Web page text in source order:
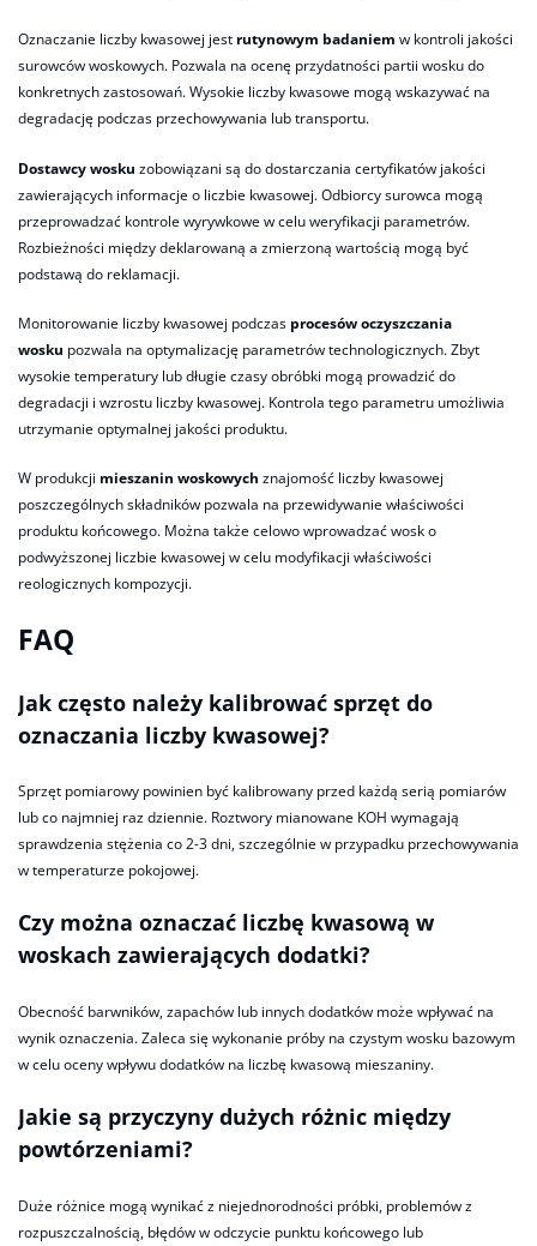
Oznaczanie liczby kwasowej jest rutynowym badaniem w kontroli jakości
surowców woskowych. Pozwala na ocenę przydatności partii wosku do
konkretnych zastosowań. Wysokie liczby kwasowe mogą wskazywać na
degradację podczas przechowywania lub transportu.
Dostawcy wosku zobowiązani są do dostarczania certyfikatów jakości
zawierających informacje o liczbie kwasowej. Odbiorcy surowca mogą
przeprowadzać kontrole wyrywkowe w celu weryfikacji parametrów.
Rozbieżności między deklarowaną a zmierzoną wartością mogą być
podstawą do reklamacji.
Monitorowanie liczby kwasowej podczas procesów oczyszczania
wosku pozwala na optymalizację parametrów technologicznych. Zbyt
wysokie temperatury lub długie czasy obróbki mogą prowadzić do
degradacji i wzrostu liczby kwasowej. Kontrola tego parametru umożliwia
utrzymanie optymalnej jakości produktu.
W produkcji mieszanin woskowych znajomość liczby kwasowej
poszczególnych składników pozwala na przewidywanie właściwości
produktu końcowego. Można także celowo wprowadzać wosk o
podwyższonej liczbie kwasowej w celu modyfikacji właściwości
reologicznych kompozycji.
FAQ
Jak często należy kalibrować sprzęt do
oznaczania liczby kwasowej?
Sprzęt pomiarowy powinien być kalibrowany przed każdą serią pomiarów
lub co najmniej raz dziennie. Roztwory mianowane KOH wymagają
sprawdzenia stężenia co 2-3 dni, szczególnie w przypadku przechowywania
w temperaturze pokojowej.
Czy można oznaczać liczbę kwasową w
woskach zawierających dodatki?
Obecność barwników, zapachów lub innych dodatków może wpływać na
wynik oznaczenia. Zaleca się wykonanie próby na czystym wosku bazowym
w celu oceny wpływu dodatków na liczbę kwasową mieszaniny.
Jakie są przyczyny dużych różnic między
powtórzeniami?
Duże różnice mogą wynikać z niejednorodności próbki, problemów z
rozpuszczalnością, błędów w odczycie punktu końcowego lub